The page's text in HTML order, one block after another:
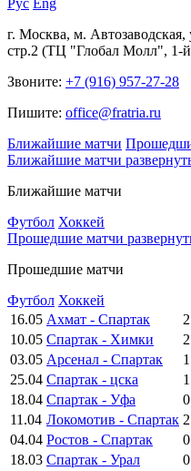
Рус Eng
г. Москва, м.
стр.2 (ТЦ "Глобал Молл", 1-
Звоните: +7 (916) 957-27-28
Пишите: office@fratria.ru
Ближайшие матчи
Ближайшие матчи
Ближайшие матчи
Футбол Хоккей
Прошедшие матчи
Прошедшие матчи
Футбол Хоккей
16.05 Ахмат - Спартак
10.05 Спартак - Химки
03.05 Арсенал - Спартак
25.04 Спартак - цска
18.04 Спартак - Уфа
11.04 Локомотив - Спартак
04.04 Ростов - Спартак
18.03 Спартак - Урал